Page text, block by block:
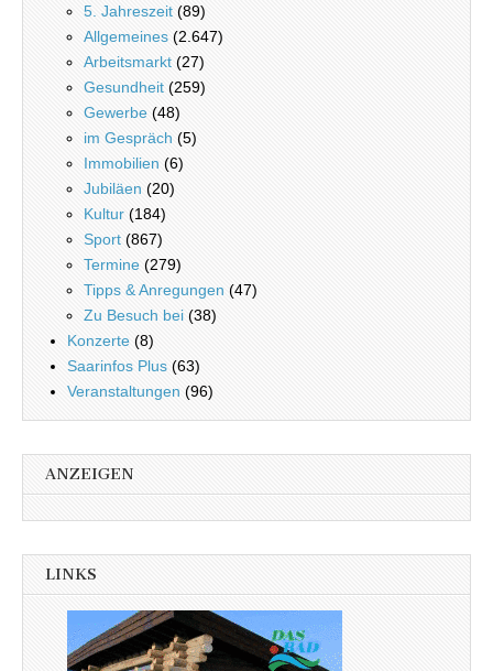
5. Jahreszeit (89)
Allgemeines (2.647)
Arbeitsmarkt (27)
Gesundheit (259)
Gewerbe (48)
im Gespräch (5)
Immobilien (6)
Jubiläen (20)
Kultur (184)
Sport (867)
Termine (279)
Tipps & Anregungen (47)
Zu Besuch bei (38)
Konzerte (8)
Saarinfos Plus (63)
Veranstaltungen (96)
ANZEIGEN
LINKS